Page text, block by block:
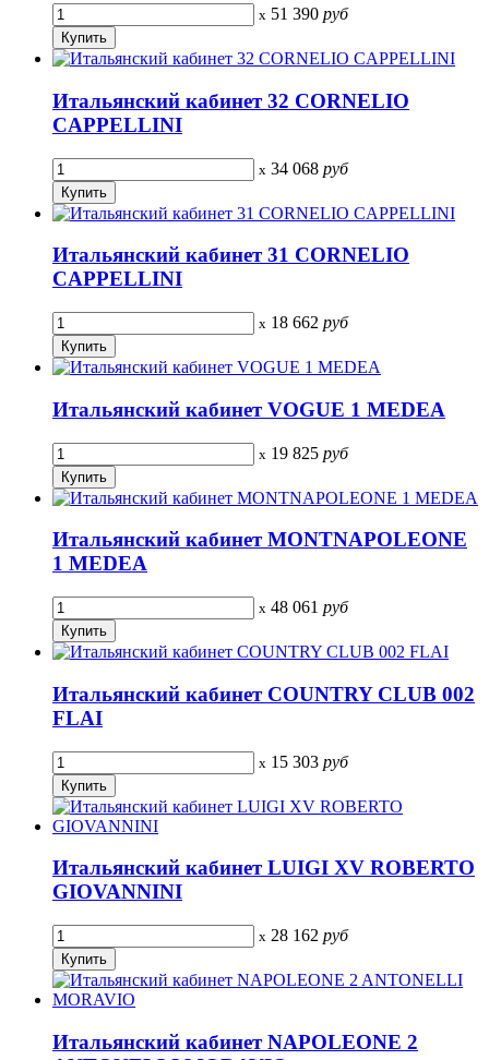
x 51 390 руб
Итальянский кабинет 32 CORNELIO
CAPPELLINI
x 34 068 руб
Итальянский кабинет 31 CORNELIO
CAPPELLINI
x 18 662 руб
Итальянский кабинет VOGUE 1 MEDEA
x 19 825 руб
Итальянский кабинет MONTNAPOLEONE
1 MEDEA
x 48 061 руб
Итальянский кабинет COUNTRY CLUB 002
FLAI
x 15 303 руб
Итальянский кабинет LUIGI XV ROBERTO
GIOVANNINI
x 28 162 руб
Итальянский кабинет NAPOLEONE 2